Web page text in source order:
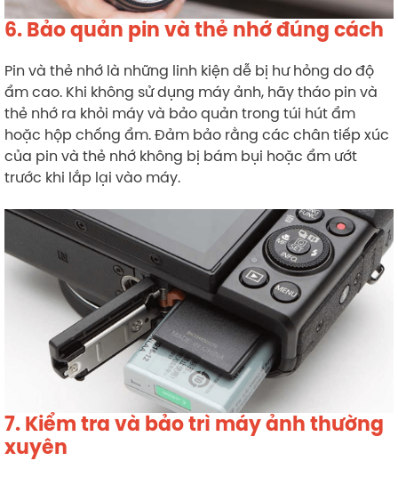
6. Bảo quản pin và thẻ nhớ đúng cách
Pin và thẻ nhớ là những linh kiện dễ bị hư hỏng do độ
ẩm cao. Khi không sử dụng máy ảnh, hãy tháo pin và
thẻ nhớ ra khỏi máy và bảo quản trong túi hút ẩm
hoặc hộp chống ẩm. Đảm bảo rằng các chân tiếp xúc
của pin và thẻ nhớ không bị bám bụi hoặc ẩm ướt
trước khi lắp lại vào máy.
7. Kiểm tra và bảo trì máy ảnh thường
xuyên